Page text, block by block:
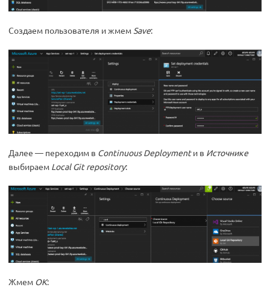
Создаем пользователя и жмем Save:
Далее — переходим в Continuous Deploymentи в Источнике
выбираем Local Git repository:
Жмем ОК: